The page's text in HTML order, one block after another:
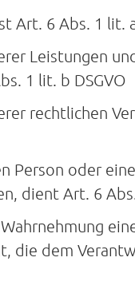
Art. 6 Abs. 1 lit.
Leistungen
1 lit. b DSGVO
rechtlichen
Person oder
dient Art. 6
die dem